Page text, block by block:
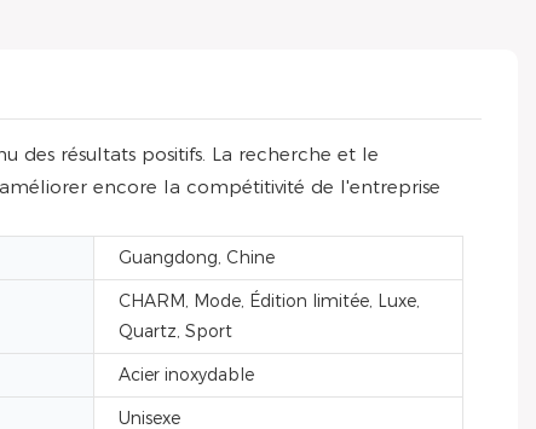
des résultats positifs. La recherche et le
encore la compétitivité de l'entreprise
Guangdong, Chine
CHARM, Mode, Édition limitée, Luxe,
Quartz, Sport
Acier inoxydable
Unisexe